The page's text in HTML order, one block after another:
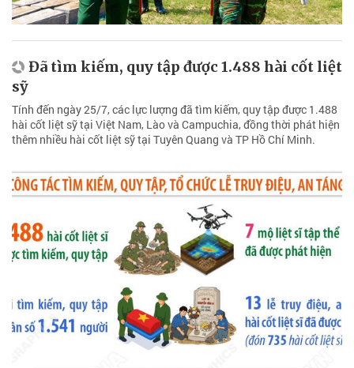
Đã tìm kiếm, quy tập được 1.488 hài cốt liệt
sỹ
Tính đến ngày 25/7, các lực lượng đã tìm kiếm, quy tập được 1.488
hài cốt liệt sỹ tại Việt Nam, Lào và Campuchia, đồng thời phát hiện
thêm nhiều hài cốt liệt sỹ tại Tuyên Quang và TP Hồ Chí Minh.